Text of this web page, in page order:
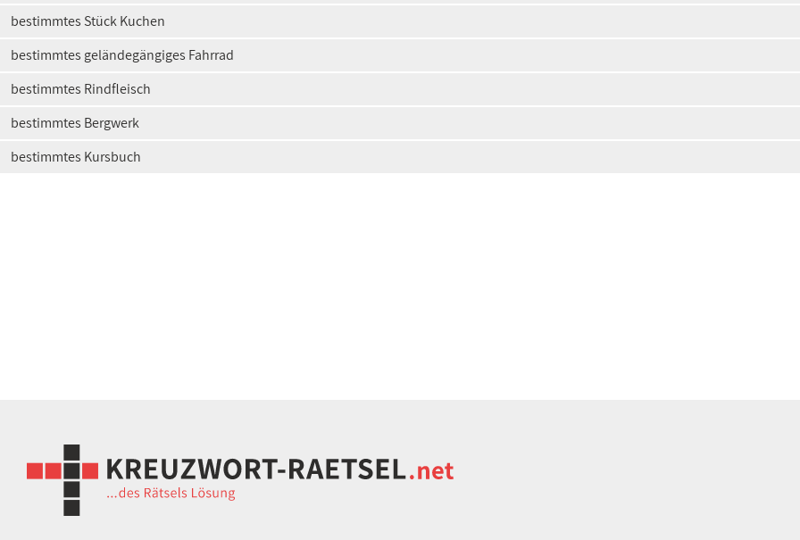
bestimmtes Stück Kuchen
bestimmtes geländegängiges Fahrrad
bestimmtes Rindfleisch
bestimmtes Bergwerk
bestimmtes Kursbuch